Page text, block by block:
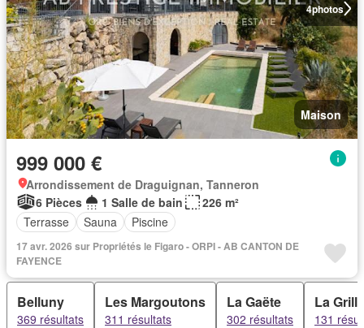
4photos
Maison
999 000 €
Arrondissement de Draguignan, Tanneron
6 Pièces
1 Salle de bain
226 m²
Terrasse
Sauna Piscine
17 avr. 2026 sur Propriétés le Figaro - ORPI - AB CANTON DE
FAYENCE
Belluny
369 résultats
Les Margoutons
311 résultats
La Gaëte
302 résultats
La Grille
131